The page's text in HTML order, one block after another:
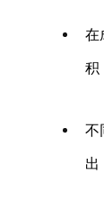
在
积
不
出